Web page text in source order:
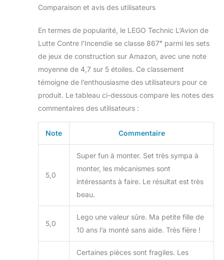
Comparaison et avis des utilisateurs
En termes de popularité, le LEGO Technic L’Avion de
Lutte Contre l’Incendie se classe 867ᵉ parmi les sets
de jeux de construction sur Amazon, avec une note
moyenne de 4,7 sur 5 étoiles. Ce classement
témoigne de l’enthousiasme des utilisateurs pour ce
produit. Le tableau ci-dessous compare les notes des
commentaires des utilisateurs :
Note Commentaire
5,0
Super fun à monter. Set très sympa à
monter, les mécanismes sont
intéressants à faire. Le résultat est très
beau.
5,0
Lego une valeur sûre. Ma petite fille de
10 ans l’a monté sans aide. Très fière !
Certaines pièces sont fragiles. Les